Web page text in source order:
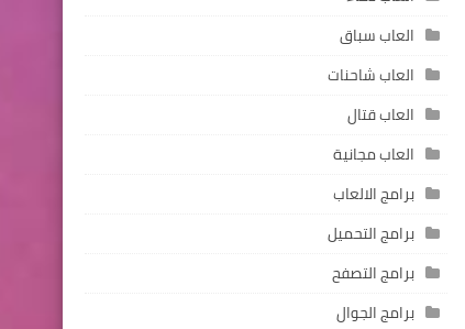
العاب سباق
العاب شاحنات
العاب قتال
العاب مجانية
برامج الالعاب
برامج التحميل
برامج التصفح
برامج الجوال